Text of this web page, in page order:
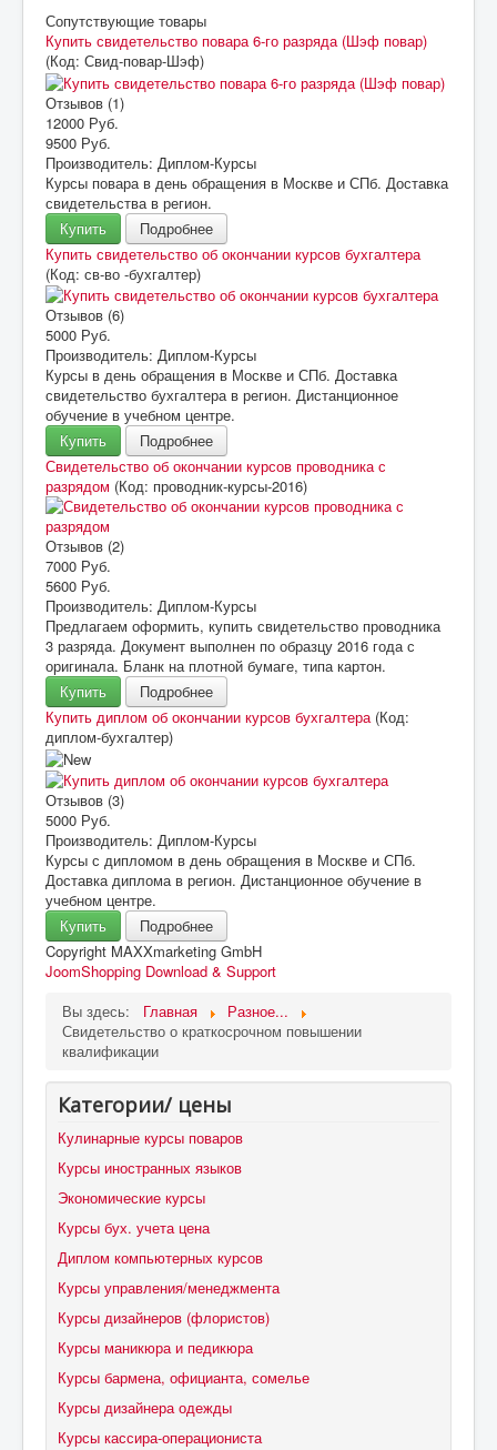
Сопутствующие товары
Купить свидетельство повара 6-го разряда (Шэф повар)
(Код: Свид-повар-Шэф)
Отзывов (1)
12000 Руб.
9500 Руб.
Производитель: Диплом-Курсы
Курсы повара в день обращения в Москве и СПб. Доставка
свидетельства в регион.
Купить
Подробнее
Купить свидетельство об окончании курсов бухгалтера
(Код: св-во -бухгалтер)
Отзывов (6)
5000 Руб.
Производитель: Диплом-Курсы
Курсы в день обращения в Москве и СПб. Доставка
свидетельство бухгалтера в регион. Дистанционное
обучение в учебном центре.
Купить
Подробнее
Свидетельство об окончании курсов проводника с
разрядом (Код: проводник-курсы-2016)
Отзывов (2)
7000 Руб.
5600 Руб.
Производитель: Диплом-Курсы
Предлагаем оформить, купить свидетельство проводника
3 разряда. Документ выполнен по образцу 2016 года с
оригинала. Бланк на плотной бумаге, типа картон.
Купить
Подробнее
Купить диплом об окончании курсов бухгалтера (Код:
диплом-бухгалтер)
Отзывов (3)
5000 Руб.
Производитель: Диплом-Курсы
Курсы с дипломом в день обращения в Москве и СПб.
Доставка диплома в регион. Дистанционное обучение в
учебном центре.
Купить
Подробнее
Copyright MAXXmarketing GmbH
JoomShopping Download & Support
Вы здесь:
Главная
Разное...
Свидетельство о краткосрочном повышении
квалификации
Категории/ цены
Кулинарные курсы поваров
Курсы иностранных языков
Экономические курсы
Курсы бух. учета цена
Диплом компьютерных курсов
Курсы управления/менеджмента
Курсы дизайнеров (флористов)
Курсы маникюра и педикюра
Курсы бармена, официанта, сомелье
Курсы дизайнера одежды
Курсы кассира-операциониста